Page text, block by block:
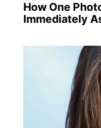
How One
Immediately